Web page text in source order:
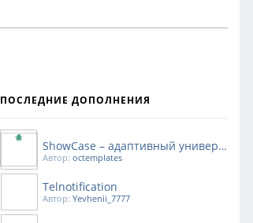
ПОСЛЕДНИЕ ДОПОЛНЕНИЯ
ShowCase – адаптивный универсальный шаблон
Автор: octemplates
Telnotification
Автор: Yevhenii_7777